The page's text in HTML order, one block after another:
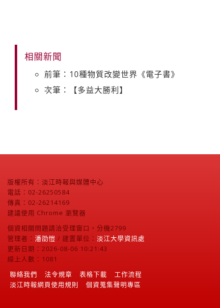
相關新聞
前筆：10種物質改變世界《電子書》
次筆：【多益大勝利】
版權所有：淡江時報與媒體中心
電話：02-26250584
傳真：02-26214169
建議使用 Chrome 瀏覽器
個資相關問題請洽受理窗口，分機2799
管理者： 潘劭愷 / 建置單位： 淡江大學資訊處
更新日期：2026-08-06 10:21:43
線上人數：1081
聯絡我們
法令規章 表格下載
工作流程
淡江時報網頁使用規則
個資蒐集聲明專區